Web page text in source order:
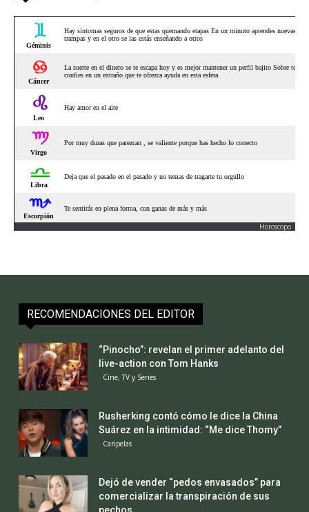
Horoscopo
RECOMENDACIONES DEL EDITOR
“Pinocho”: revelan el primer adelanto del
live-action con Tom Hanks
Cine, TV y Series
Rusherking contó cómo le dice la China
Suárez en la intimidad: “Me dice Thomy”
Caripelas
Dejó de vender “pedos envasados” para
comercializar la transpiración de sus
pechos